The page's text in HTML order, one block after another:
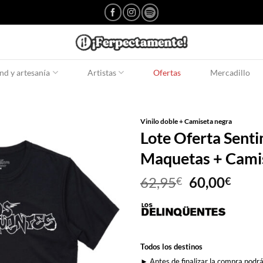
y artesanía Artistas Ofertas Mercadillo
Vinilo doble + Camiseta negra
Lote Oferta
Maquetas +
62,95€ El
precio
original
60,00€El
Todos los destinos